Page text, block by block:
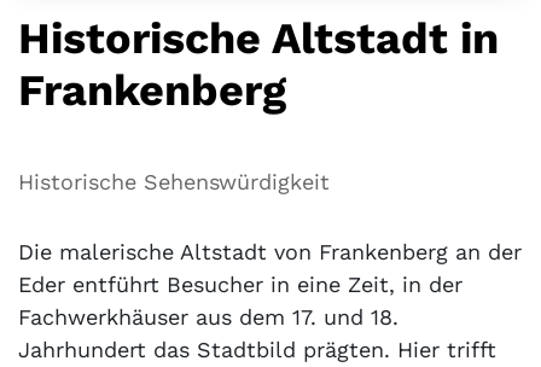
Historische Altstadt in
Frankenberg
Historische Sehenswürdigkeit
Die malerische Altstadt von Frankenberg an der
Eder entführt Besucher in eine Zeit, in der
Fachwerkhäuser aus dem 17. und 18.
Jahrhundert das Stadtbild prägten. Hier trifft